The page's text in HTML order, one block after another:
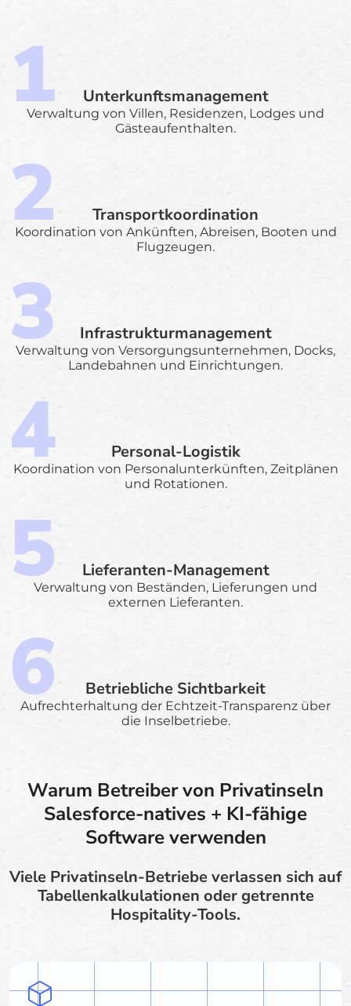
Unterkunftsmanagement
Verwaltung von Villen, Residenzen, Lodges und
Gästeaufenthalten.
Transportkoordination
Koordination von Ankünften, Abreisen, Booten und
Flugzeugen.
Infrastrukturmanagement
Verwaltung von Versorgungsunternehmen, Docks,
Landebahnen und Einrichtungen.
Personal-Logistik
Koordination von Personalunterkünften, Zeitplänen
und Rotationen.
Lieferanten-Management
Verwaltung von Beständen, Lieferungen und
externen Lieferanten.
Betriebliche Sichtbarkeit
Aufrechterhaltung der Echtzeit-Transparenz über
die Inselbetriebe.
Warum Betreiber von Privatinseln
Salesforce-natives + KI-fähige
Software verwenden
Viele Privatinseln-Betriebe verlassen sich auf
Tabellenkalkulationen oder getrennte
Hospitality-Tools.